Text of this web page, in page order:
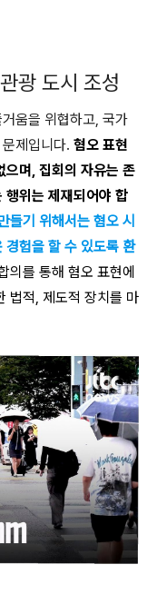
광 도시 조성
움을 위협하고, 국가
제입니다. 혐오 표현
으며, 집회의 자유는 존
행위는 제재되어야 합
들기 위해서는 혐오 시
경험을 할 수 있도록 환
의를 통해 혐오 표현에
법적, 제도적 장치를 마